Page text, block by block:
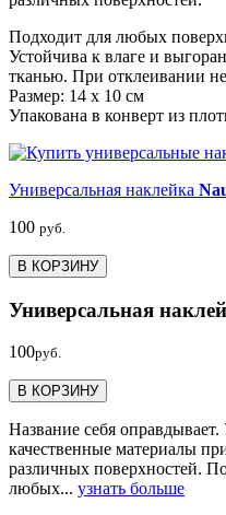
Подходит для любых
Устойчива к влаге и
тканью. При отклеивании
Размер: 14 х 10 см
Упакована в конверт из
Универсальная наклейка
100 руб.
В КОРЗИНУ
Универсальная
100руб.
В КОРЗИНУ
Название себя
качественные материалы
различных поверхностей.
любых... узнать больше